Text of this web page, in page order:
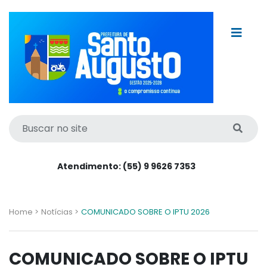
Atendimento: (55) 9 9626 7353
Home > Notícias > COMUNICADO SOBRE O IPTU 2026
COMUNICADO SOBRE O IPTU